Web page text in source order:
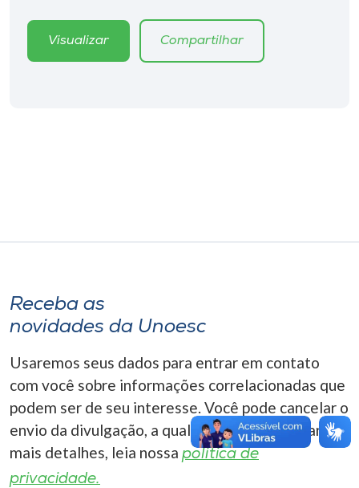
Rádio
A+
Visualizar Compartilhar
Receba as
novidades da Unoesc
Usaremos seus dados para entrar em contato
com você sobre informações correlacionadas que
podem ser de seu interesse. Você pode cancelar o
envio da divulgação, a qualquer momento. Para
mais detalhes, leia nossa política de
privacidade.